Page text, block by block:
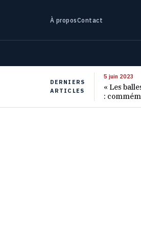
À proposContact
DERNIERS
ARTICLES
5 juin 2023
« Les
:
ans de ce